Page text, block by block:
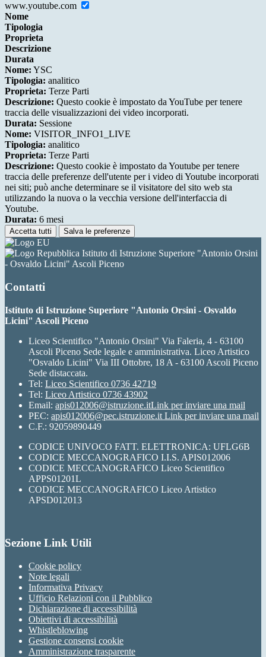
www.youtube.com
Nome
Tipologia
Proprieta
Descrizione
Durata
Nome: YSC
Tipologia: analitico
Proprieta: Terze Parti
Descrizione: Questo cookie è impostato da YouTube per tenere
traccia delle visualizzazioni dei video incorporati.
Durata: Sessione
Nome: VISITOR_INFO1_LIVE
Tipologia: analitico
Proprieta: Terze Parti
Descrizione: Questo cookie è impostato da Youtube per tenere
traccia delle preferenze dell'utente per i video di Youtube incorporati
nei siti; può anche determinare se il visitatore del sito web sta
utilizzando la nuova o la vecchia versione dell'interfaccia di
Youtube.
Durata: 6 mesi
Accetta tutti Salva le preferenze
Istituto di Istruzione Superiore "Antonio Orsini
- Osvaldo Licini" Ascoli Piceno
Contatti
Istituto di Istruzione Superiore "Antonio Orsini - Osvaldo
Licini" Ascoli Piceno
Liceo Scientifico "Antonio Orsini" Via Faleria, 4 - 63100
Ascoli Piceno Sede legale e amministrativa. Liceo Artistico
"Osvaldo Licini" Via III Ottobre, 18 A - 63100 Ascoli Piceno
Sede distaccata.
Tel: Liceo Scientifico 0736 42719
Tel: Liceo Artistico 0736 43902
Email: apis012006@istruzione.itLink per inviare una mail
PEC: apis012006@pec.istruzione.it Link per inviare una mail
C.F.: 92059890449
CODICE UNIVOCO FATT. ELETTRONICA: UFLG6B
CODICE MECCANOGRAFICO I.I.S. APIS012006
CODICE MECCANOGRAFICO Liceo Scientifico
APPS01201L
CODICE MECCANOGRAFICO Liceo Artistico
APSD012013
Sezione Link Utili
Cookie policy
Note legali
Informativa Privacy
Ufficio Relazioni con il Pubblico
Dichiarazione di accessibilità
Obiettivi di accessibilità
Whistleblowing
Gestione consensi cookie
Amministrazione trasparente